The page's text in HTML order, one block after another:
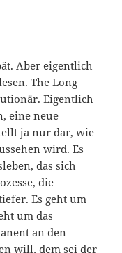
Aber eigentlich
The Long
Eigentlich
eine neue
ja nur dar, wie
wird. Es
das sich
die
Es geht um
um das
an den
will, dem sei der